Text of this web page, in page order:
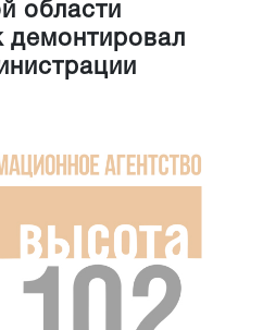
области